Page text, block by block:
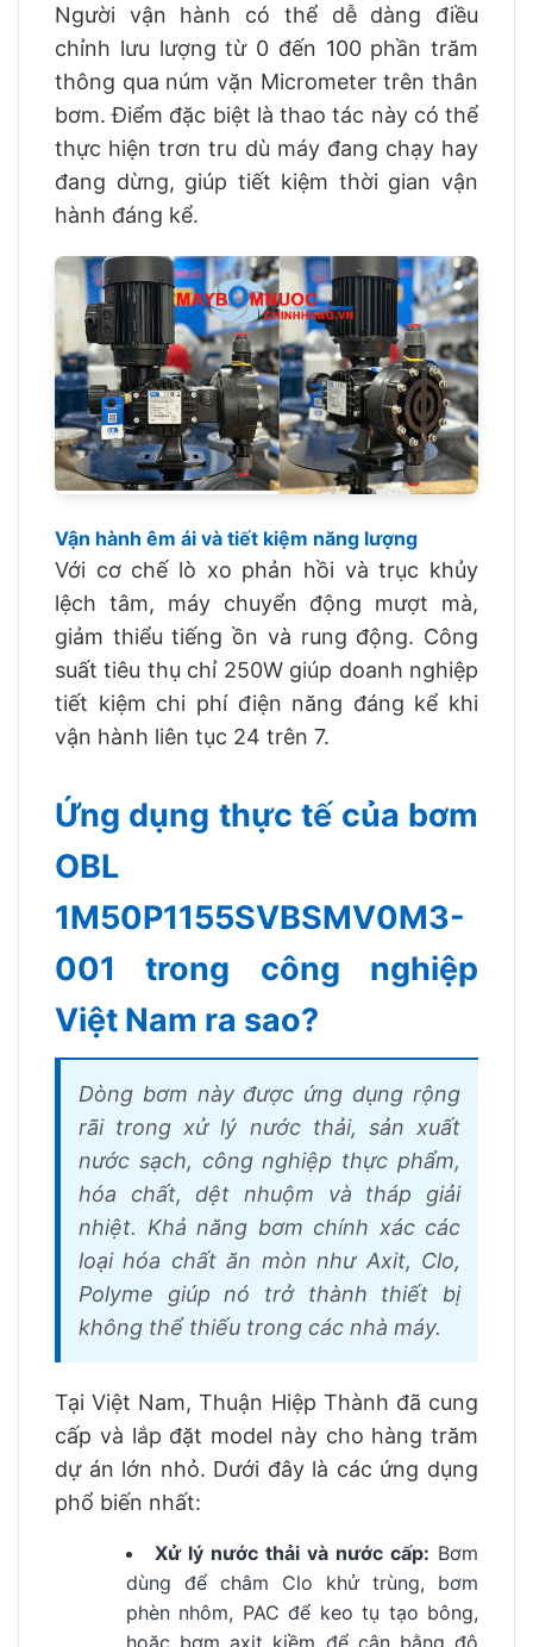
Người vận hành có thể dễ dàng điều
chỉnh lưu lượng từ 0 đến 100 phần trăm
thông qua núm vặn Micrometer trên thân
bơm. Điểm đặc biệt là thao tác này có thể
thực hiện trơn tru dù máy đang chạy hay
đang dừng, giúp tiết kiệm thời gian vận
hành đáng kể.
Vận hành êm ái và tiết kiệm năng lượng
Với cơ chế lò xo phản hồi và trục khủy
lệch tâm, máy chuyển động mượt mà,
giảm thiểu tiếng ồn và rung động. Công
suất tiêu thụ chỉ 250W giúp doanh nghiệp
tiết kiệm chi phí điện năng đáng kể khi
vận hành liên tục 24 trên 7.
Ứng dụng thực tế của bơm
OBL
1M50P1155SVBSMV0M3-
001 trong công nghiệp
Việt Nam ra sao?
Dòng bơm này được ứng dụng rộng
rãi trong xử lý nước thải, sản xuất
nước sạch, công nghiệp thực phẩm,
hóa chất, dệt nhuộm và tháp giải
nhiệt. Khả năng bơm chính xác các
loại hóa chất ăn mòn như Axit, Clo,
Polyme giúp nó trở thành thiết bị
không thể thiếu trong các nhà máy.
Tại Việt Nam, Thuận Hiệp Thành đã cung
cấp và lắp đặt model này cho hàng trăm
dự án lớn nhỏ. Dưới đây là các ứng dụng
phổ biến nhất:
Xử lý nước thải và nước cấp: Bơm
dùng để châm Clo khử trùng, bơm
phèn nhôm, PAC để keo tụ tạo bông,
hoặc bơm axit kiềm để cân bằng độ